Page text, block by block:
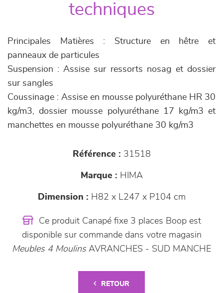
techniques
Principales Matières : Structure en hêtre et
panneaux de particules
Suspension : Assise sur ressorts nosag et dossier
sur sangles
Coussinage : Assise en mousse polyuréthane HR 30
kg/m3, dossier mousse polyuréthane 17 kg/m3 et
manchettes en mousse polyuréthane 30 kg/m3
Référence : 31518
Marque : HIMA
Dimension : H82 x L247 x P104 cm
Ce produit Canapé fixe 3 places Boop est
disponible sur commande dans votre magasin
Meubles 4 MoulinsAVRANCHES - SUD MANCHE
RETOUR